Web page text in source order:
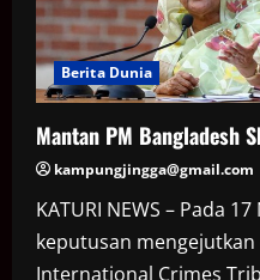
Berita Dunia
Mantan PM Bangladesh
kampungjingga@gmail.com
KATURI NEWS – Pada
keputusan
International Crimes